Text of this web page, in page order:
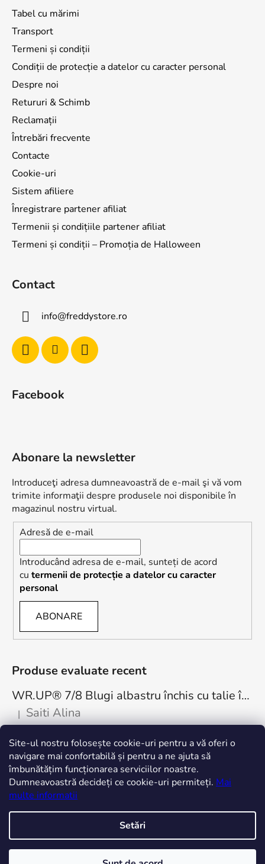
Site-ul nostru folosește cookie-uri pentru a vă oferi o
navigare mai confortabilă și pentru a ne ajuta să
îmbunătățim funcționarea serviciilor noastre.
Dumneavoastră decideți ce cookie-uri permiteți. Mai
multe informatii
Setări
Tabel cu mărimi
Transport
Termeni și condiții
Condiții de protecție a datelor cu caracter personal
Despre noi
Retururi & Schimb
Reclamații
Întrebări frecvente
Contacte
Cookie-uri
Sistem afiliere
Înregistrare partener afiliat
Termenii și condițiile partener afiliat
Termeni și condiții – Promoția de Halloween
Contact
info@freddystore.ro
Facebook
Abonare la newsletter
Introduceţi adresa dumneavoastră de e-mail şi vă vom
trimite informaţii despre produsele noi disponibile în
magazinul nostru virtual.
Adresă de e-mail
Introducând adresa de e-mail, sunteți de acord
cu termenii de protecție a datelor cu caracter
personal
ABONARE
Produse evaluate recent
WR.UP® 7/8 Blugi albastru închis cu talie înaltă, cu nasturi RE(MOVE) WRUP4BHC002ORG, J0Y
Ratingul produsului este 5 din 5 stele.
| Saiti Alina
Cea mai bună achiziție. Minunați! Mulțumesc
freddystore.ro
Creat de Shoptet